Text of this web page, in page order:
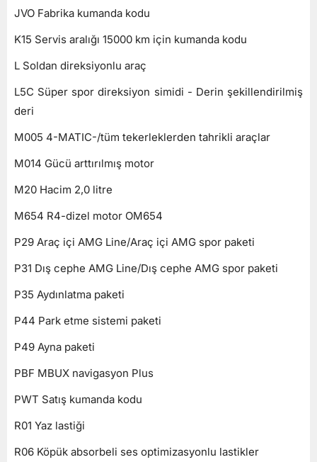
JVO Fabrika kumanda kodu
K15 Servis aralığı 15000 km için kumanda kodu
L Soldan direksiyonlu araç
L5C Süper spor direksiyon simidi - Derin şekillendirilmiş
deri
M005 4-MATIC-/tüm tekerleklerden tahrikli araçlar
M014 Gücü arttırılmış motor
M20 Hacim 2,0 litre
M654 R4-dizel motor OM654
P29 Araç içi AMG Line/Araç içi AMG spor paketi
P31 Dış cephe AMG Line/Dış cephe AMG spor paketi
P35 Aydınlatma paketi
P44 Park etme sistemi paketi
P49 Ayna paketi
PBF MBUX navigasyon Plus
PWT Satış kumanda kodu
R01 Yaz lastiği
R06 Köpük absorbeli ses optimizasyonlu lastikler